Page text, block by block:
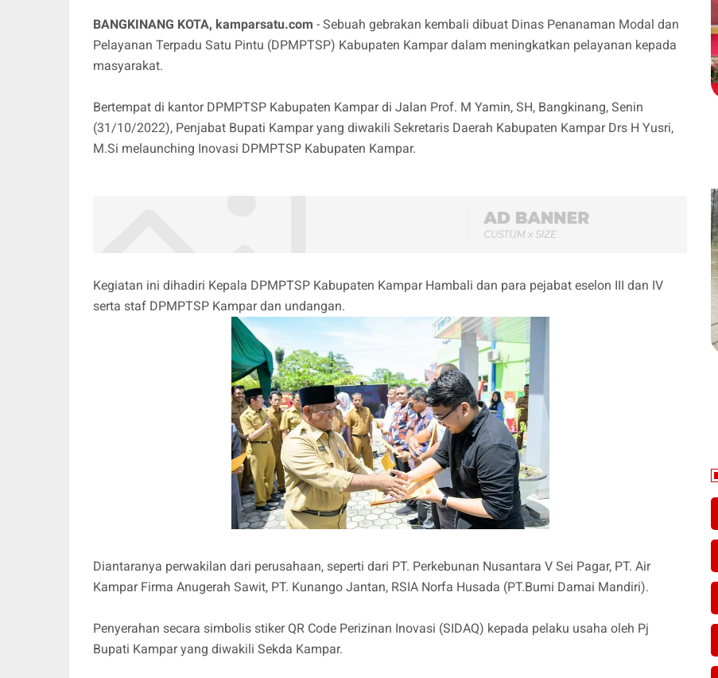
BANGKINANG KOTA, kamparsatu.com - Sebuah gebrakan kembali dibuat Dinas Penanaman Modal dan
Pelayanan Terpadu Satu Pintu (DPMPTSP) Kabupaten Kampar dalam meningkatkan pelayanan kepada
masyarakat.
Bertempat di kantor DPMPTSP Kabupaten Kampar di Jalan Prof. M Yamin, SH, Bangkinang, Senin
(31/10/2022), Penjabat Bupati Kampar yang diwakili Sekretaris Daerah Kabupaten Kampar Drs H Yusri,
M.Si melaunching Inovasi DPMPTSP Kabupaten Kampar.
Kegiatan ini dihadiri Kepala DPMPTSP Kabupaten Kampar Hambali dan para pejabat eselon III dan IV
serta staf DPMPTSP Kampar dan undangan.
Diantaranya perwakilan dari perusahaan, seperti dari PT. Perkebunan Nusantara V Sei Pagar, PT. Air
Kampar Firma Anugerah Sawit, PT. Kunango Jantan, RSIA Norfa Husada (PT.Bumi Damai Mandiri).
Penyerahan secara simbolis stiker QR Code Perizinan Inovasi (SIDAQ) kepada pelaku usaha oleh Pj
Bupati Kampar yang diwakili Sekda Kampar.